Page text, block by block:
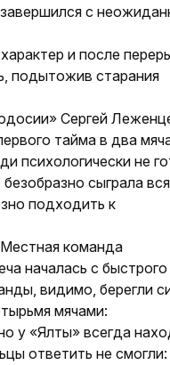
с
и после
подытожив старания
Сергей
тайма в два
психологически не
сыграла вся
подходить к
команда
началась с быстрого
видимо, берегли
мячами:
у «Ялты» всегда
ответить не смогли: